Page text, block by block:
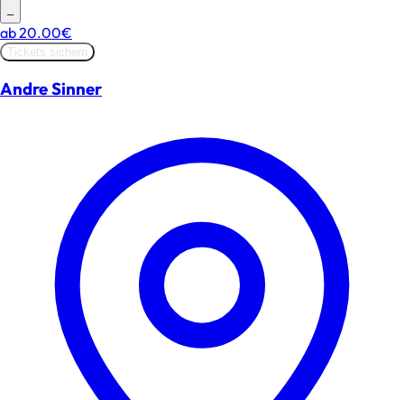
–
ab20.00€
Tickets sichern
Andre Sinner